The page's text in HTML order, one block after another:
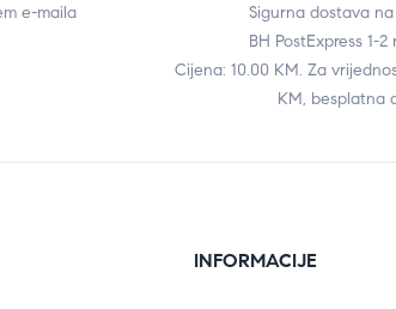
e-maila
Sigurna dostava
BH PostExpress 1-
Cijena: 10.00 KM. Za
KM, besplatna
INFORMACIJE